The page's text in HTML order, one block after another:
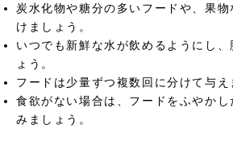
炭水化物や糖分の多いフードや、果
けましょう。
いつでも新鮮な水が飲めるようにし、
ょう。
フードは少量ずつ複数回に分けて与え
食欲がない場合は、フードをふやか
みましょう。